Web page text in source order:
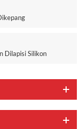
Dilapisi Silikon